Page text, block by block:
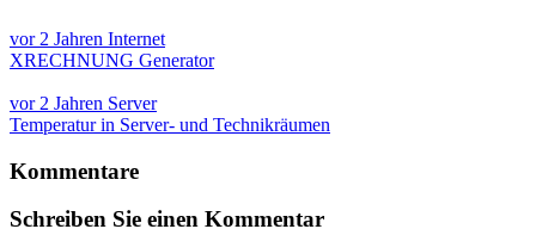
vor 2 Jahren Internet
XRECHNUNG Generator
vor 2 Jahren Server
Temperatur in Server- und Technikräumen
Kommentare
Schreiben Sie einen Kommentar